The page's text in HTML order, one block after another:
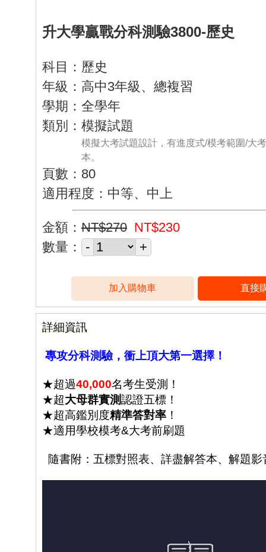
升大學贏戰分科測驗3800-歷史
科目：歷史
年級：高中3年級、總複習
學期：全學年
類別：模擬試題
模擬大考試題設計，有進度式/模考範圍/大
本。
頁數：80
適用程度：中等、中上
金額： NT$270 NT$230
數量：
詳細資訊
專攻分科測驗，衝上頂大第一選擇！
★超過40,000名考生受測！
★超大母群實測認證五標！
★超高鑑別度精準答對率 ！
★適用學校模考&大考前刷題
隨書附：五標對照表、詳盡解答本、解題影